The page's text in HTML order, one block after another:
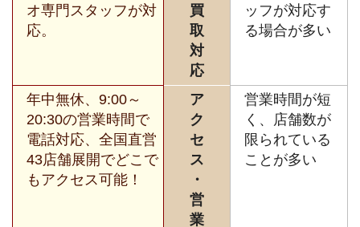
オ専門スタッフが対
応。
買
取
対
応
ッフが対応す
る場合が多い
年中無休、9:00～
20:30の営業時間で
電話対応、全国直営
43店舗展開でどこで
もアクセス可能！
ア
ク
セ
ス
・
営
業
営業時間が短
く、店舗数が
限られている
ことが多い